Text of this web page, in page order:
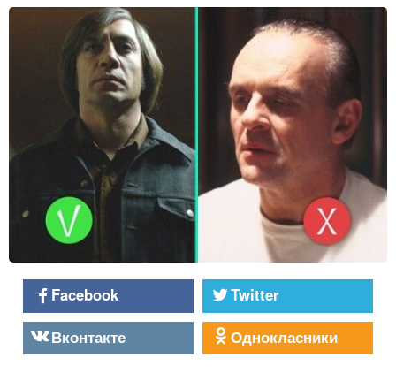
Facebook
Twitter
Вконтакте
Однокласники